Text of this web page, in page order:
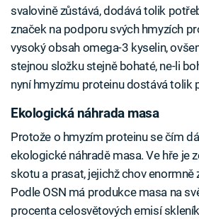
svalovině zůstává, dodává tolik
značek na podporu svých hmyzích
vysoký obsah omega-3 kyselin,
stejnou složku stejně bohaté, ne-li
nyní hmyzímu proteinu dostává tolik
Ekologická náhrada masa
Protože o hmyzím proteinu se čím
ekologické náhradě masa. Ve hře je
skotu a prasat, jejichž chov enormně
Podle OSN má produkce masa na
procenta celosvětových emisí